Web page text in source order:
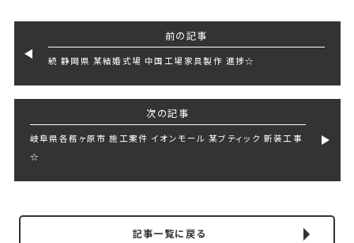
前の記事
続 静岡県 某結婚式場 中国工場家具製作 進捗☆
次の記事
岐阜県各務ヶ原市 施工案件 イオンモール 某ブティック 新装工事
☆
記事一覧に戻る